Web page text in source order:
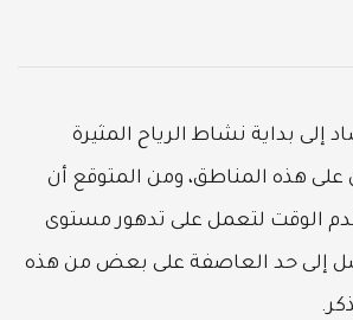
إلى بداية نشاط الرياح المثيرة
على هذه المناطق، ومن المتوقع أن
الوقت لتعمل على تدهور مستوى
إلى حد العاصفة على بعض من هذه